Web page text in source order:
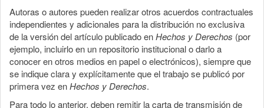
Autoras o autores pueden realizar otros acuerdos contractuales
independientes y adicionales para la distribución no exclusiva
de la versión del artículo publicado enHechos y Derechos (por
ejemplo, incluirlo en un repositorio institucional o darlo a
conocer en otros medios en papel o electrónicos), siempre que
se indique clara y explícitamente que el trabajo se publicó por
primera vez enHechos y Derechos.
Para todo lo anterior, deben remitir la carta de transmisión de